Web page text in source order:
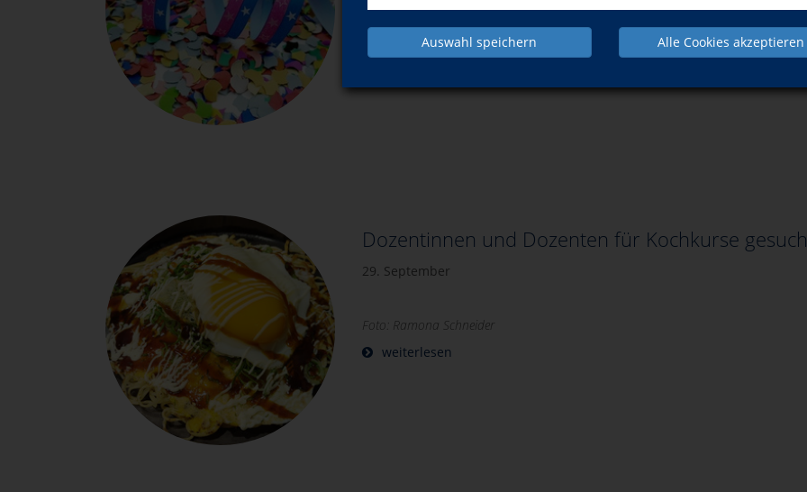
Auswahl speichern Alle Cookies akzeptieren
möglich.
Foto: Faschingsdeko - pixplosion_pixelio.de
Dozentinnen und Dozenten für Kochkurse
29. September
Foto: Ramona Schneider
weiterlesen